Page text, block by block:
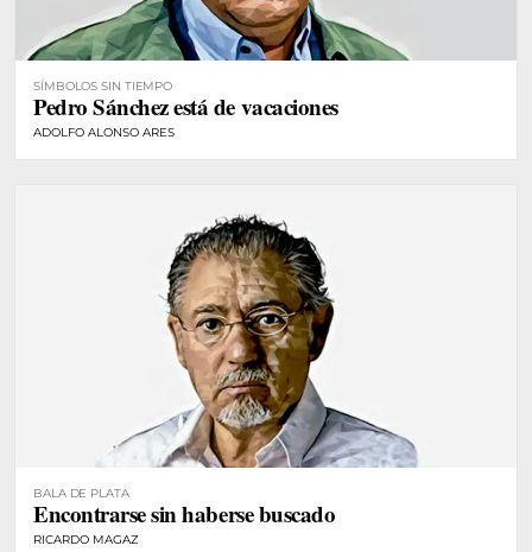
SÍMBOLOS SIN TIEMPO
Pedro Sánchez está de vacaciones
ADOLFO ALONSO ARES
BALA DE PLATA
Encontrarse sin haberse buscado
RICARDO MAGAZ